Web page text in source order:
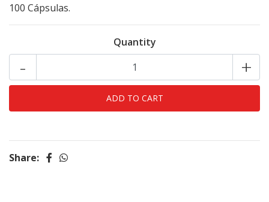
100 Cápsulas.
Quantity
- +
Share: